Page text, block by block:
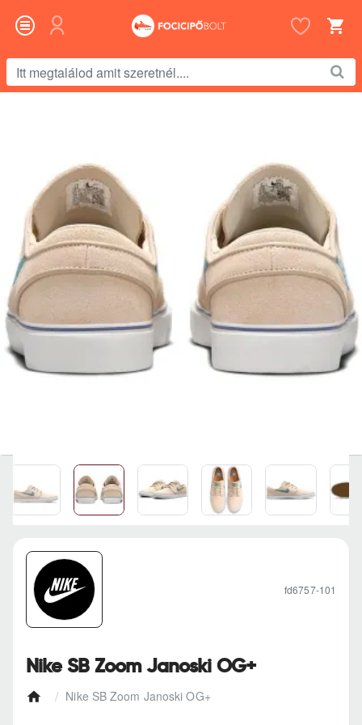
megtalálod
Nike SB Zoom Janoski OG+
Nike SB Zoom Janoski OG+
fd6757-101